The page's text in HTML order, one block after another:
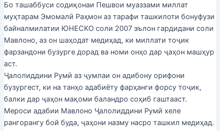
Бо ташаббуси содиқонаи Пешвои муаззами миллат
муҳтарам Эмомалӣ Раҳмон аз тарафи ташкилоти бонуфузи
байналмилатии ЮНЕСКО соли 2007 эълон гардидани соли
Мавлоно, аз он шаҳодат медиҳад, ки миллати тоҷик
фарзандони бузурге дорад ва номи онҳо дар ҷаҳон машҳур
аст.
Ҷалолиддини Румӣ аз ҷумлаи он адибону орифони
бузургест, ки на танҳо адабиёту фарҳанги форсу тоҷик,
балки дар ҷаҳон мақоми баландро соҳиб гаштааст.
Мероси адабии Мавлоно Ҷалолиддини Румӣ хеле
рангорангу бой буда, ҷаҳони назму насро ташкил медиҳад.